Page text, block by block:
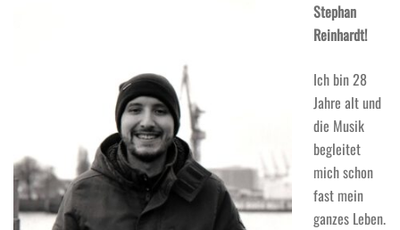
Stephan
Reinhardt!
Ich bin 28
Jahre alt und
die Musik
begleitet
mich schon
fast mein
ganzes Leben.